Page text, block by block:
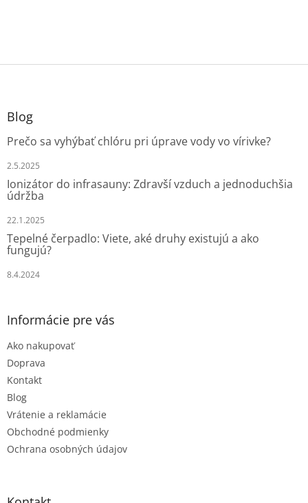
Z
Blog
Prečo sa vyhýbať chlóru pri úprave vody vo vírivke?
2.5.2025
Ionizátor do infrasauny: Zdravší vzduch a jednoduchšia
údržba
22.1.2025
Tepelné čerpadlo: Viete, aké druhy existujú a ako
fungujú?
8.4.2024
Informácie pre vás
Ako nakupovať
Doprava
Kontakt
Blog
Vrátenie a reklamácie
Obchodné podmienky
Ochrana osobných údajov